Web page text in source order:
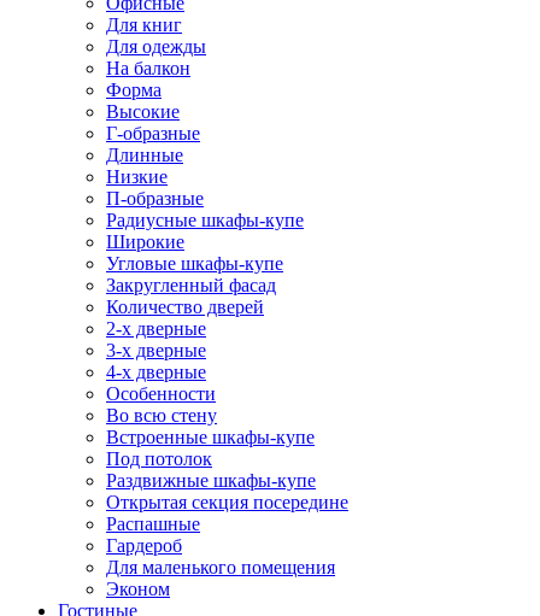
Для книг
Для одежды
На балкон
Форма
Высокие
Г-образные
Длинные
Низкие
П-образные
Радиусные шкафы-купе
Широкие
Угловые шкафы-купе
Закругленный фасад
Количество дверей
2-х дверные
3-х дверные
4-х дверные
Особенности
Во всю стену
Встроенные шкафы-купе
Под потолок
Раздвижные шкафы-купе
Открытая секция посередине
Распашные
Гардероб
Для маленького помещения
Эконом
Гостиные